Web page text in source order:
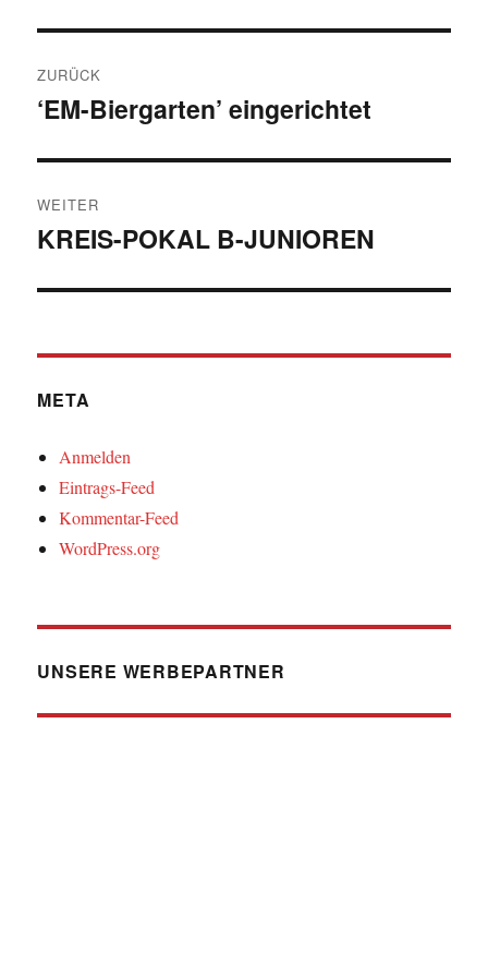
ZURÜCK
Vorheriger
‘EM-Biergarten’ eingerichtet
WEITER
Nächster
KREIS-POKAL B-JUNIOREN
META
Anmelden
Eintrags-Feed
Kommentar-Feed
WordPress.org
UNSERE WERBEPARTNER